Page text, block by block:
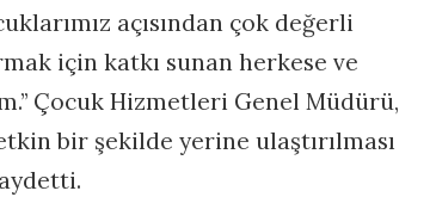
açısından çok değerli
için katkı sunan herkese ve
Çocuk Hizmetleri Genel Müdürü,
bir şekilde yerine ulaştırılması